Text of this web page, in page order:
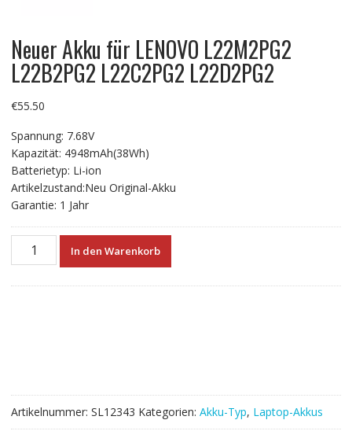
Neuer Akku für LENOVO L22M2PG2
L22B2PG2 L22C2PG2 L22D2PG2
€55.50
Spannung: 7.68V
Kapazität: 4948mAh(38Wh)
Batterietyp: Li-ion
Artikelzustand:Neu Original-Akku
Garantie: 1 Jahr
Neuer
Akku
In den Warenkorb
Artikelnummer: SL12343 Kategorien: Akku-Typ, Laptop-Akkus